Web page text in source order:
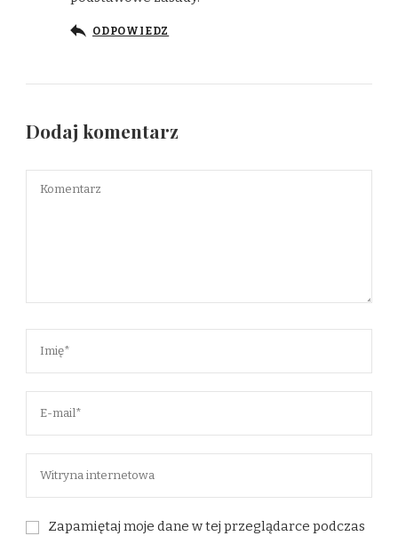
ODPOWIEDZ
Dodaj komentarz
Zapamiętaj moje dane w tej przeglądarce podczas